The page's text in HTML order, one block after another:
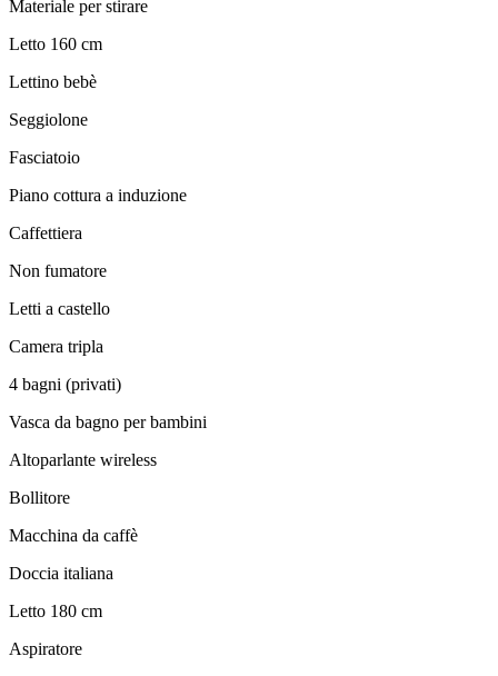
Materiale per stirare
Letto 160 cm
Lettino bebè
Seggiolone
Fasciatoio
Piano cottura a induzione
Caffettiera
Non fumatore
Letti a castello
Camera tripla
4 bagni (privati)
Vasca da bagno per bambini
Altoparlante wireless
Bollitore
Macchina da caffè
Doccia italiana
Letto 180 cm
Aspiratore